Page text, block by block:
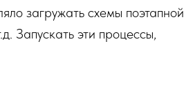
загружать схемы поэтапной
Запускать эти процессы,